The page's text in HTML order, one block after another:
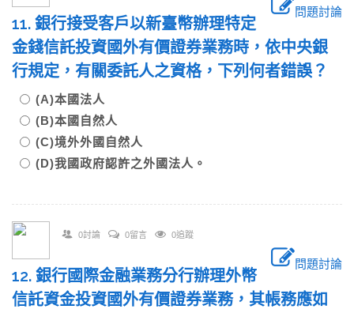
問題討論
11. 銀行接受客戶以新臺幣辦理特定
金錢信託投資國外有價證券業務時，依中央銀
行規定，有關委託人之資格，下列何者錯誤？
(A)本國法人
(B)本國自然人
(C)境外外國自然人
(D)我國政府認許之外國法人。
0討論 0留言 0追蹤
問題討論
12. 銀行國際金融業務分行辦理外幣
信託資金投資國外有價證券業務，其帳務應如